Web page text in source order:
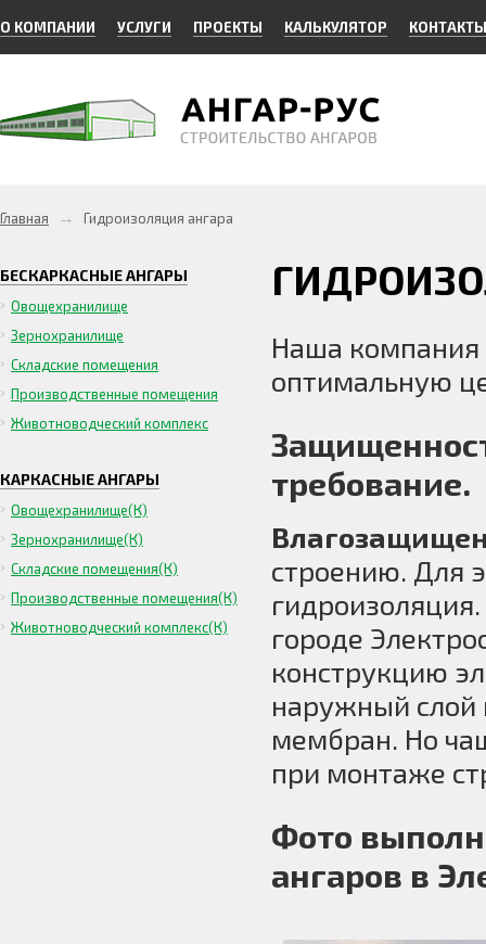
О КОМПАНИИ УСЛУГИ ПРОЕКТЫ КАЛЬКУЛЯТОР КОНТАКТЫ
Главная → Гидроизоляция ангара
БЕСКАРКАСНЫЕ АНГАРЫ
Овощехранилище
Зернохранилище
Складские помещения
Производственные помещения
Животноводческий комплекс
КАРКАСНЫЕ АНГАРЫ
Овощехранилище(К)
Зернохранилище(К)
Складские помещения(К)
Производственные помещения(К)
Животноводческий комплекс(К)
Наша компания
оптимальную
требование.
строению. Для
городе
конструкцию
наружный
мембран. Но
при монтаже
Фото
ангаров в